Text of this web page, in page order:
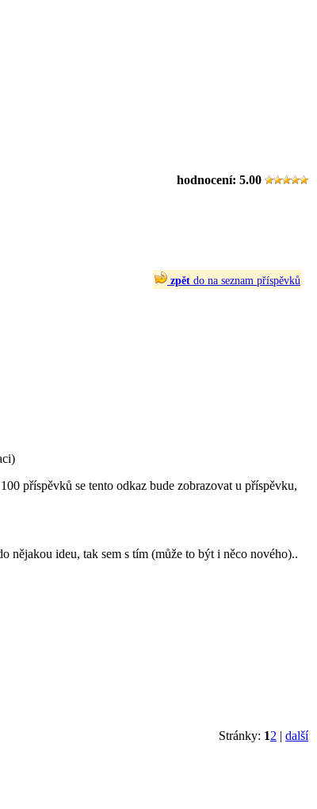
hodnocení: 5.00
zpět do na seznam příspěvků
příspěvků se tento odkaz bude zobrazovat u příspěvku,
nějakou ideu, tak sem s tím (může to být i něco nového)..
Stránky: 12 | další